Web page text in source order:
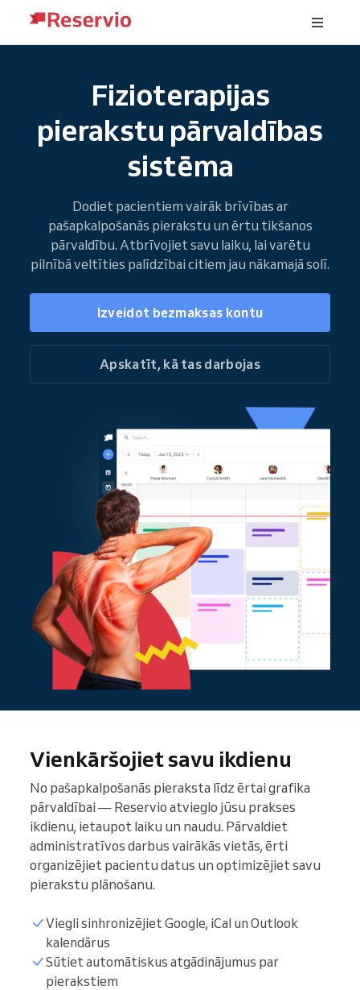
Fizioterapijas
pierakstu pārvaldības
sistēma
Dodiet pacientiem vairāk brīvības ar
pašapkalpošanās pierakstu un ērtu tikšanos
pārvaldību. Atbrīvojiet savu laiku, lai varētu
pilnībā veltīties palīdzībai citiem jau nākamajā solī.
Izveidot bezmaksas kontu
Apskatīt, kā tas darbojas
Pacientu saraksts
Vienkāršojiet savu ikdienu
No pašapkalpošanās pieraksta līdz ērtai grafika
pārvaldībai — Reservio atvieglo jūsu prakses
ikdienu, ietaupot laiku un naudu. Pārvaldiet
administratīvos darbus vairākās vietās, ērti
organizējiet pacientu datus un optimizējiet savu
pierakstu plānošanu.
Viegli sinhronizējiet Google, iCal un Outlook
kalendārus
Sūtiet automātiskus atgādinājumus par
pierakstiem